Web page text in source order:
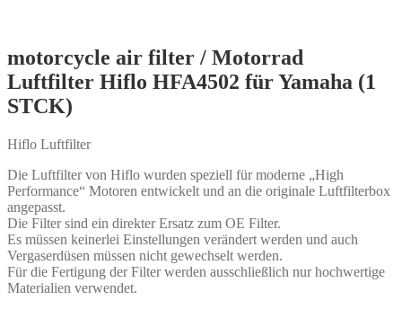
motorcycle air filter / Motorrad
Luftfilter Hiflo HFA4502 für Yamaha (1
STCK)
Hiflo Luftfilter
Die Luftfilter von Hiflo wurden speziell für moderne „High
Performance“ Motoren entwickelt und an die originale Luftfilterbox
angepasst.
Die Filter sind ein direkter Ersatz zum OE Filter.
Es müssen keinerlei Einstellungen verändert werden und auch
Vergaserdüsen müssen nicht gewechselt werden.
Für die Fertigung der Filter werden ausschließlich nur hochwertige
Materialien verwendet.